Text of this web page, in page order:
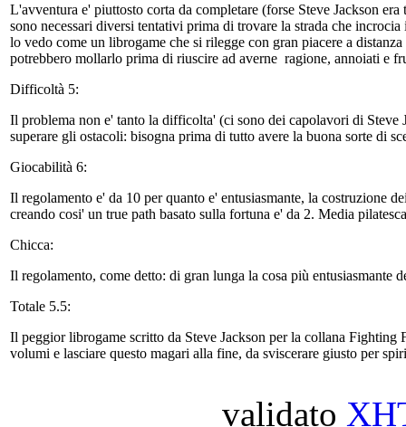
L'avventura e' piuttosto corta da completare (forse Steve Jackson
sono necessari diversi tentativi prima di trovare la strada che
lo vedo come un librogame che si rilegge con gran piacere a
potrebbero mollarlo prima di riuscire ad averne ragione, annoiati e
Difficoltà 5:
Il problema non e' tanto la difficolta' (ci sono dei capolavori di
superare gli ostacoli: bisogna prima di tutto avere la buona sorte di
Giocabilità 6:
Il regolamento e' da 10 per quanto e' entusiasmante, la costruzione
creando cosi' un true path basato sulla fortuna e' da 2. Media
Chicca:
Il regolamento, come detto: di gran lunga la cosa più entusiasmante
Totale 5.5:
Il peggior librogame scritto da Steve Jackson per la collana Fighting
volumi e lasciare questo magari alla fine, da sviscerare giusto per
validato